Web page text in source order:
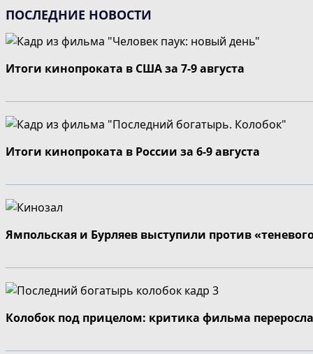
ПОСЛЕДНИЕ НОВОСТИ
Итоги кинопроката в США за 7-9 августа
Итоги кинопроката в России за 6-9 августа
Ямпольская и Бурляев выступили против
Колобок под прицелом: критика фильма